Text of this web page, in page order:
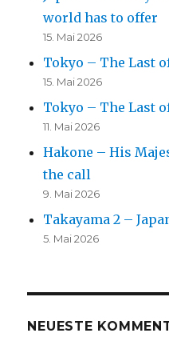
world has to offer
15. Mai 2026
Tokyo – The Last
15. Mai 2026
Tokyo – The Last
11. Mai 2026
Hakone – His
the call
9. Mai 2026
Takayama 2 –
5. Mai 2026
NEUESTE